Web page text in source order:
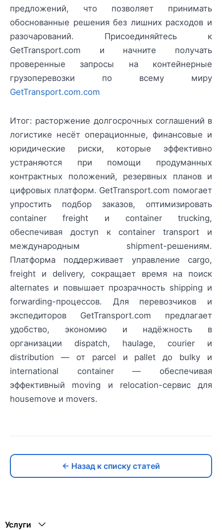
предложений, что позволяет принимать
обоснованные решения без лишних расходов и
разочарований. Присоединяйтесь к
GetTransport.com и начните получать
проверенные запросы на контейнерные
грузоперевозки по всему миру
GetTransport.com.com
Итог: расторжение долгосрочных соглашений в
логистике несёт операционные, финансовые и
юридические риски, которые эффективно
устраняются при помощи продуманных
контрактных положений, резервных планов и
цифровых платформ. GetTransport.com помогает
упростить подбор заказов, оптимизировать
container freight и container trucking,
обеспечивая доступ к container transport и
международным shipment-решениям.
Платформа поддерживает управление cargo,
freight и delivery, сокращает время на поиск
alternates и повышает прозрачность shipping и
forwarding-процессов. Для перевозчиков и
экспедиторов GetTransport.com предлагает
удобство, экономию и надёжность в
организации dispatch, haulage, courier и
distribution — от parcel и pallet до bulky и
international container — обеспечивая
эффективный moving и relocation-сервис для
housemove и movers.
← Назад к списку статей
Услуги